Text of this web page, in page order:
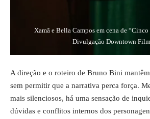
Xamã e Bella Campos em cena de
Divulgação Downtown
A direção e o roteiro de Bruno Bini
sem permitir que a narrativa perca força.
mais silenciosos, há uma sensação de
dúvidas e conflitos internos dos